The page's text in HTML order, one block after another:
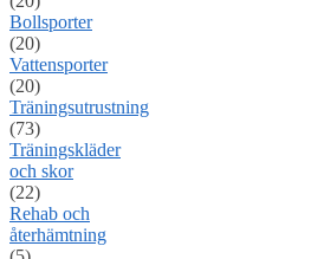
Bollsporter
(20)
Vattensporter
(20)
Träningsutrustning
(73)
Träningskläder
och skor
(22)
Rehab och
återhämtning